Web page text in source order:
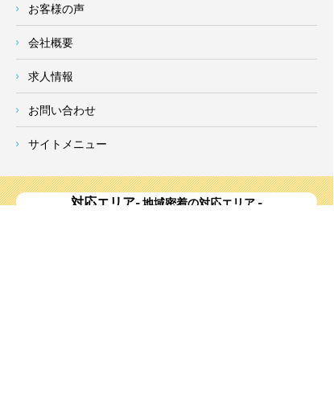
お客様の声
会社概要
求人情報
お問い合わせ
サイトメニュー
対応エリア- 地域密着の対応エリア -